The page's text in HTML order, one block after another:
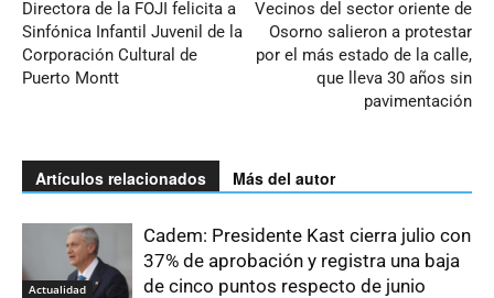
Directora de la FOJI felicita a
Sinfónica Infantil Juvenil de la
Corporación Cultural de
Puerto Montt
Vecinos del sector oriente de
Osorno salieron a protestar
por el más estado de la calle,
que lleva 30 años sin
pavimentación
Artículos relacionados Más del autor
Actualidad
Cadem: Presidente Kast cierra julio con
37% de aprobación y registra una baja
de cinco puntos respecto de junio